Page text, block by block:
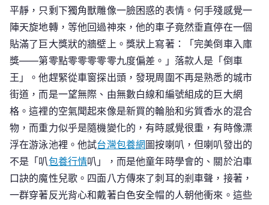
平靜，只剩下獨角獸雕像一臉困惑的表情。何手殘感覺一
陣天旋地轉，等他回過神來，他的車子竟然垂直停在一個
貼滿了巨大獎狀的牆壁上。獎狀上寫著：「完美倒車入庫
獎——第零點零零零零零九度偏差。」落款人是「倒車
王」。他趕緊從車窗探出頭，發現周圍不再是熟悉的城市
街道，而是一望無際、由無數白線和編號組成的巨大網
格。這裡的空氣聞起來像是新買的輪胎和劣質香水的混合
物，而重力似乎是隨機變化的，有時感覺很重，有時像漂
浮在游泳池裡。他試台灣包養網 圖按喇叭，但喇叭發出的
不是「叭包養行情叭」，而是他童年時學會的、關於泊車
口訣的魔性兒歌。四面八方傳來了刺耳的剎車聲，接著，
一群穿著反光背心和戴著白色安全帽的人朝他衝來。這些